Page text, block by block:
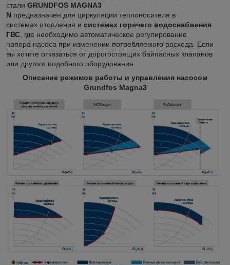
стали GRUNDFOS MAGNA3
N предназначен для циркуляции теплоносителя в
системах отопления и системах горячего водоснабжения
ГВС , где необходимо автоматическое регулирование
напора насоса при изменении потребляемого расхода. Если
вы хотите отказаться от дорогостоящих байпасных клапанов
или другого подобного оборудования.
Описание режимов работы и управления насосом
Grundfos Magna3